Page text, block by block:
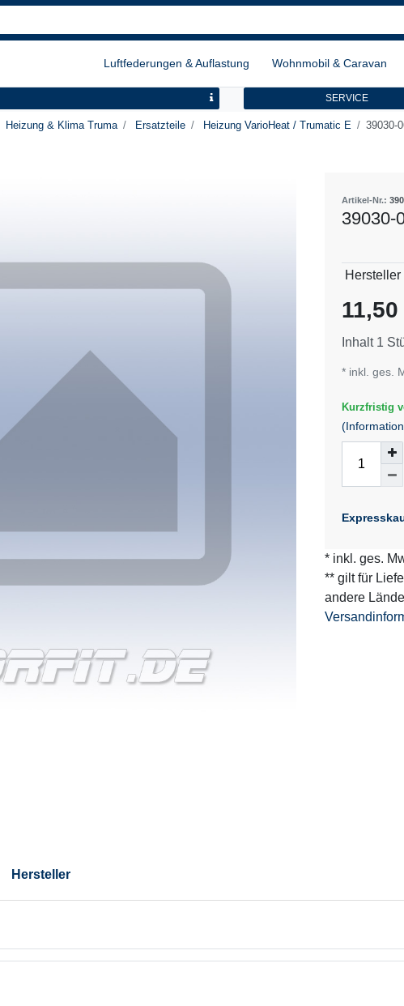
Luftfederungen & Auflastung Wohnmobil & Caravan
SERVICE
Heizung & Klima Truma Ersatzteile Heizung VarioHeat / Trumatic E 39030-
Artikel-Nr.:
39030-
Wert
Hersteller
11,50
Inhalt 1
* inkl. ges.
Kurzfristig
* inkl. ges.
** gilt für
andere
Hersteller